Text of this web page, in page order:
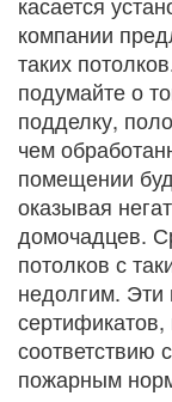
компании
таких
подумайте о
подделку,
чем
помещении
оказывая
домочадцев.
потолков с
недолгим. Эти
сертификатов,
соответствию
пожарным